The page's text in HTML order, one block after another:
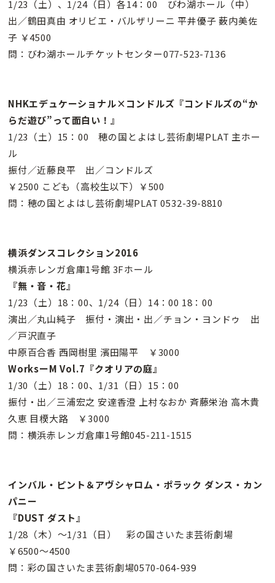
1/23（土）、1/24（日）各14：00 びわ湖ホール（中）
出／鶴田真由 オリビエ・バルザリーニ 平井優子 薮内美佐
子 ￥4500
問：びわ湖ホールチケットセンター077-523-7136
NHKエデュケーショナル×コンドルズ『コンドルズの“か
らだ遊び”って面白い！』
1/23（土）15：00 穂の国とよはし芸術劇場PLAT 主ホー
ル
振付／近藤良平 出／コンドルズ
￥2500 こども（高校生以下）￥500
問：穂の国とよはし芸術劇場PLAT 0532-39-8810
横浜ダンスコレクション2016
横浜赤レンガ倉庫1号館 3Fホール
『無・音・花』
1/23（土）18：00、1/24（日）14：00 18：00
演出／丸山純子 振付・演出・出／チョン・ヨンドゥ 出
／戸沢直子
中原百合香 西岡樹里 濱田陽平 ￥3000
WorksーM Vol.7『クオリアの庭』
1/30（土）18：00、1/31（日）15：00
振付・出／三浦宏之 安達香澄 上村なおか 斉藤栄治 高木貴
久恵 目樮大路 ￥3000
問：横浜赤レンガ倉庫1号館045-211-1515
インバル・ピント＆アヴシャロム・ポラック ダンス・カン
パニー
『DUST ダスト』
1/28（木）〜1/31（日） 彩の国さいたま芸術劇場
￥6500〜4500
問：彩の国さいたま芸術劇場0570-064-939